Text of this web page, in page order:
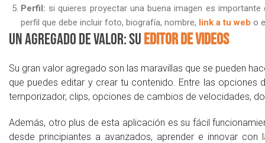
Perfil: si quieres proyectar una buena imagen es
perfil que debe incluir foto, biografía, nombre, link a tu web o
Un agregado de valor: sueditor de videos
Su gran valor agregado son las maravillas que se pueden
que puedes editar y crear tu contenido. Entre las
temporizador, clips, opciones de cambios de velocidades,
Además, otro plus de esta aplicación es su fácil
desde principiantes a avanzados, aprender e innovar